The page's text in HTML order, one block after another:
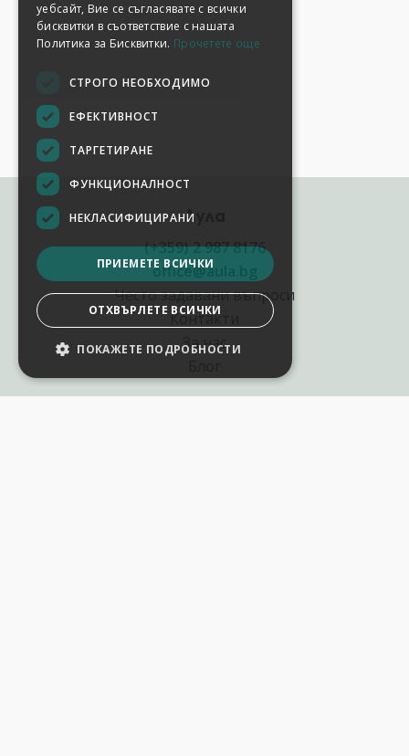
Аула
(+359) 2 987 8176
office@aula.bg
Често задавани въпроси
Контакти
За нас
уебсайт, Вие се съгласявате с всички
бисквитки в съответствие с нашата
Политика за Бисквитки. Прочетете още
СТРОГО НЕОБХОДИМО
ЕФЕКТИВНОСТ
ТАРГЕТИРАНЕ
ФУНКЦИОНАЛНОСТ
НЕКЛАСИФИЦИРАНИ
ПРИЕМЕТЕ ВСИЧКИ
ОТХВЪРЛЕТЕ ВСИЧКИ
ПОКАЖЕТЕ ПОДРОБНОСТИ